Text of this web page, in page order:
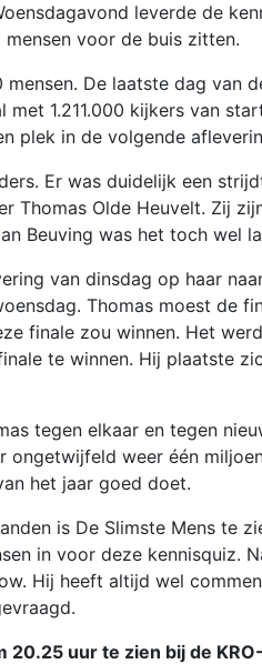
leverde de
voor de buis zitten.
De laatste dag van
1.211.000 kijkers van
plek in de volgende
Er was duidelijk een
Thomas Olde Heuvelt. Zij
Beuving was het toch wel
van dinsdag op haar
Thomas moest de
finale zou winnen. Het
te winnen. Hij plaatste
tegen elkaar en tegen
weer één
het jaar goed doet.
is De Slimste Mens te
in voor deze kennisquiz.
Hij heeft altijd wel
uur te zien bij de